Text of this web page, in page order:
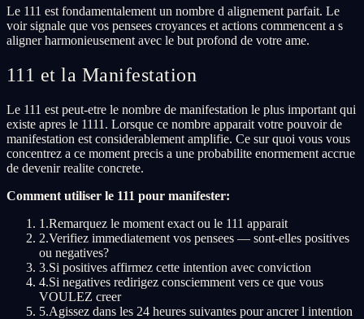
Le 111 est fondamentalement un nombre d alignement parfait. Le
voir signale que vos pensees croyances et actions commencent a s
aligner harmonieusement avec le but profond de votre ame.
111 et la Manifestation
Le 111 est peut-etre le nombre de manifestation le plus important qui
existe apres le 1111. Lorsque ce nombre apparait votre pouvoir de
manifestation est considerablement amplifie. Ce sur quoi vous vous
concentrez a ce moment precis a une probabilite enormement accrue
de devenir realite concrete.
Comment utiliser le 111 pour manifester:
1 .Remarquez le moment exact ou le 111 apparait
2.Verifiez immediatement vos pensees — sont-elles positives
ou negatives?
3.Si positives affirmez cette intention avec conviction
4.Si negatives redirigez consciemment vers ce que vous
VOULEZ creer
5.Agissez dans les 24 heures suivantes pour ancrer l intention